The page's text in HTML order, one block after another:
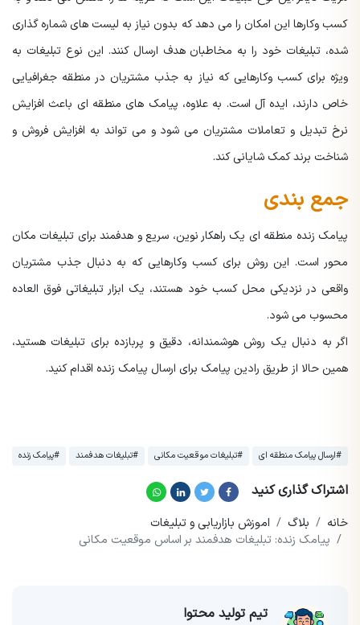
کسب وکارها این امکان را می دهد که بدون نیاز به لیست های شماره گذاری
شده، تبلیغات خود را به مخاطبان هدف ارسال کنند. این نوع تبلیغات به
ویژه برای کسب وکارهایی که نیاز به جذب مشتریان در منطقه جغرافیایی
خاص دارند، ایده آل است. به علاوه، پیامک های منطقه ای باعث افزایش
نرخ تبدیل و تعاملات مشتریان می شود و می تواند به افزایش فروش و
شناخت برند کمک شایانی کند.
جمع بندی
پیامک زنده منطقه ای یک راهکار نوین، سریع و هدفمند برای تبلیغات مکان
محور است. این روش برای کسب وکارهایی که به دنبال جذب مشتریان
واقعی در نزدیکی محل کسب خود هستند، یک ابزار تبلیغاتی فوق العاده
محسوب می شود.
اگر به دنبال یک روش هوشمندانه، دقیق و پربازده برای تبلیغات هستید،
همین حالا از طریق رادین پیامک برای ارسال پیامک زنده اقدام کنید.
#ارسال پیامک منطقه ای #تبلیغات موقعیت مکانی #تبلیغات هدفمند #پیامک زنده
اشتراک گذاری کنید
خانه بلاگ
اموزش بازاریابی و تبلیغات
پیامک زنده: تبلیغات هدفمند بر اساس موقعیت مکانی
تیم تولید محتوا